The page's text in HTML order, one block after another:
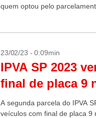
quem optou pelo
23/02/23 - 0:09min
IPVA SP 2023
final de placa 9
A segunda parcela do IPVA
veículos com final de placa 9